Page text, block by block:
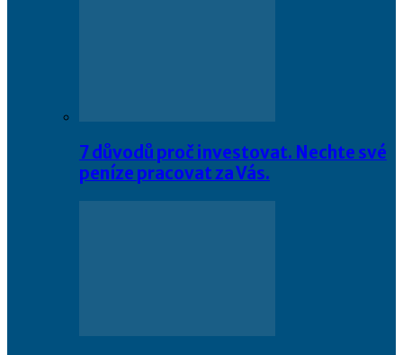
7 důvodů proč investovat. Nechte své
peníze pracovat za Vás.